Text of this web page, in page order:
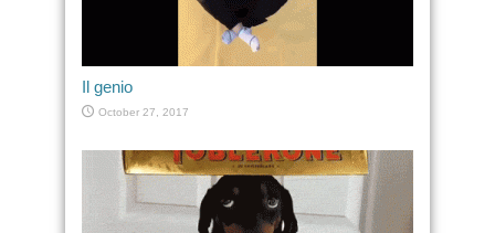
Il genio
October 27, 2017